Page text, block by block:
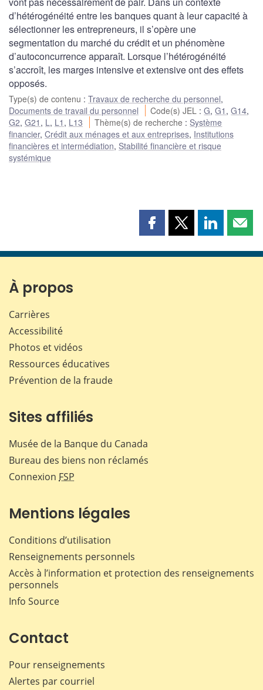
d’hétérogénéité entre les banques quant à leur capacité à
sélectionner les entrepreneurs, il s’opère une
segmentation du marché du crédit et un phénomène
d’autoconcurrence apparaît. Lorsque l’hétérogénéité
s’accroît, les marges intensive et extensive ont des effets
opposés.
Type(s) de contenu : Travaux de recherche du personnel,
Documents de travail du personnel
Code(s) JEL :G,G1 ,G14,
G2, G21 , L , L1 , L13 Thème(s) de recherche : Système
financier, Crédit aux ménages et aux entreprises, Institutions
financières et intermédiation, Stabilité financière et risque
systémique
Partager
page
Partager
page
Partager
page page
À propos
Carrières
Accessibilité
Photos et vidéos
Ressources éducatives
Prévention de la fraude
Sites affiliés
Musée de la Banque du Canada
Bureau des biens non réclamés
Connexion FSP
Mentions légales
Conditions d’utilisation
Renseignements personnels
Accès à l’information et protection des renseignements
personnels
Info Source
Contact
Pour renseignements
Alertes par courriel